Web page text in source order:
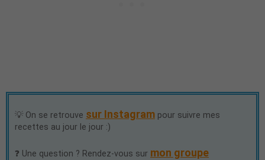
💡 On se retrouve sur Instagram pour suivre mes
recettes au jour le jour :)
❓ Une question ? Rendez-vous sur mon groupe